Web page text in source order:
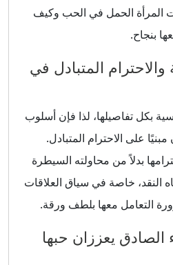
المرأة الحمل في الحب وكيف
بنجاح.
المتبادل في
بكل تفاصيلها، لذا فإن أسلوب
على الاحترام المتبادل.
بدلاً من محاولته السيطرة
النقد، خاصة في سياق العلاقات
التعامل معها بلطف ورقة.
الصادق يعززان حبها